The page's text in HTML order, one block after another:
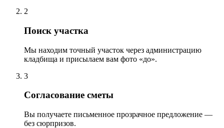
2
Поиск участка
Мы находим точный участок через администрацию
кладбища и присылаем вам фото «до».
3
Согласование сметы
Вы получаете письменное прозрачное предложение —
без сюрпризов.